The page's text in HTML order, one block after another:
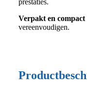
prestaties.
Verpakt en
vereenvoudigen.